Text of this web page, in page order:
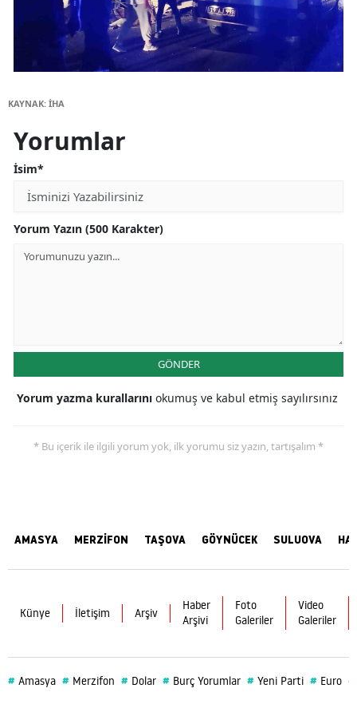
KAYNAK: İHA
Yorumlar
İsim*
Yorum Yazın (500 Karakter)
GÖNDER
Yorum yazma kurallarını okumuş ve kabul etmiş sayılırsınız
* Bu içerik ile ilgili yorum yok, ilk yorumu siz yazın, tartışalım *
AMASYA MERZİFON TAŞOVA GÖYNÜCEK SULUOVA
Künye İletişim Arşiv
Haber
Arşivi
Foto
Galeriler
Video
Galeriler
# Amasya # Merzifon # Dolar # Burç Yorumlar # Yeni Parti # Euro #